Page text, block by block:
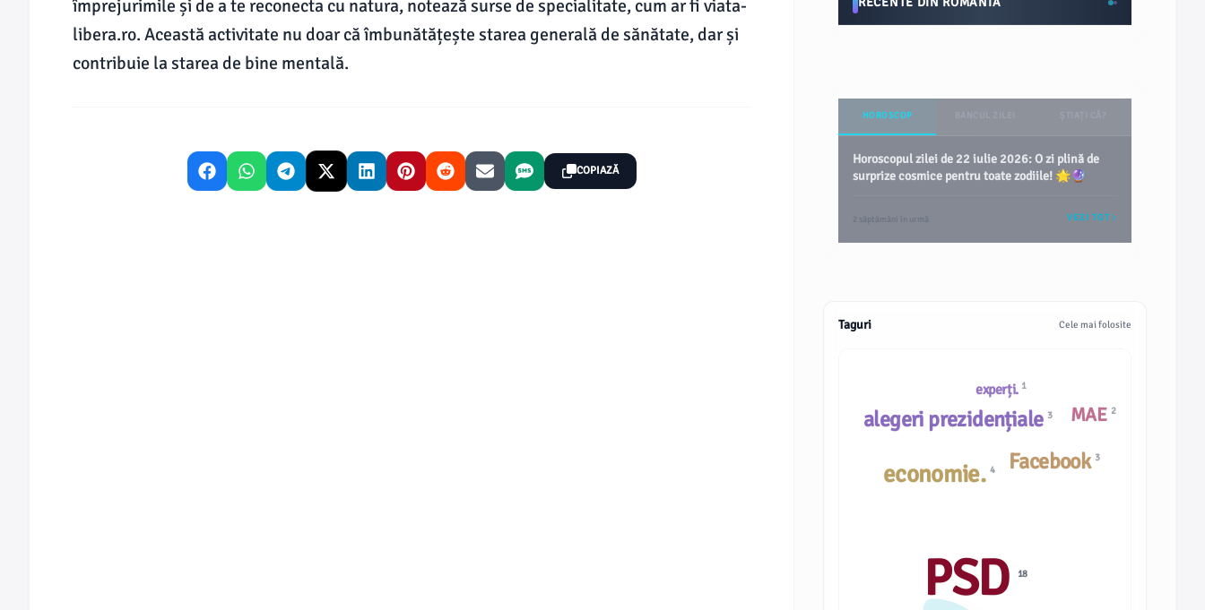
împrejurimile și de a te reconecta cu natura, notează surse de specialitate, cum ar fi viata-
libera.ro. Această activitate nu doar că îmbunătățește starea generală de sănătate, dar și
contribuie la starea de bine mentală.
COPIAZĂ
HOROSCOP
Horoscopul zilei de 22 iulie 2026: O zi plină de
surprize cosmice pentru toate zodiile! 🌟🔮
2 săptămâni în urmă VEZI TOT
Taguri Cele mai folosite
experți. 1
Facebook 3
PSD 18
alegeri prezidențiale 3 MAE 2
economie.4